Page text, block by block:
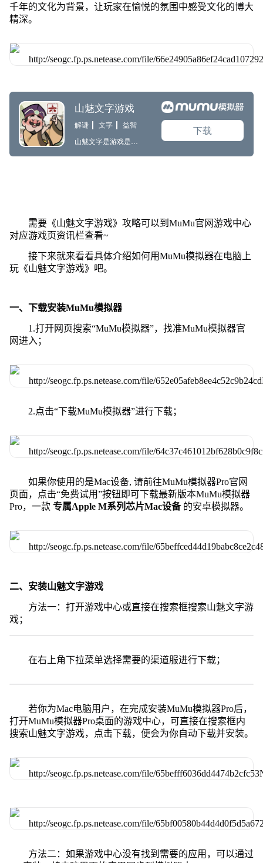
千年的文化为背景，让玩家在愉悦的氛围中感受文化的博大
精深。
需要《山魅文字游戏》攻略可以到MuMu官网游戏中心
对应游戏页资讯栏查看~
接下来就来看看具体介绍如何用MuMu模拟器在电脑上
玩《山魅文字游戏》吧。
一、下载安装MuMu模拟器
1.打开网页搜索“MuMu模拟器”，找准MuMu模拟器官
网进入；
2.点击“下载MuMu模拟器”进行下载；
如果你使用的是Mac设备, 请前往MuMu模拟器Pro官网
页面，点击“免费试用”按钮即可下载最新版本MuMu模拟器
Pro，一款 专属Apple M系列芯片Mac设备 的安卓模拟器。
二、安装山魅文字游戏
方法一：打开游戏中心或直接在搜索框搜索山魅文字游
戏；
在右上角下拉菜单选择需要的渠道服进行下载；
若你为Mac电脑用户，在完成安装MuMu模拟器Pro后，
打开MuMu模拟器Pro桌面的游戏中心，可直接在搜索框内
搜索山魅文字游戏，点击下载，便会为你自动下载并安装。
方法二：如果游戏中心没有找到需要的应用，可以通过